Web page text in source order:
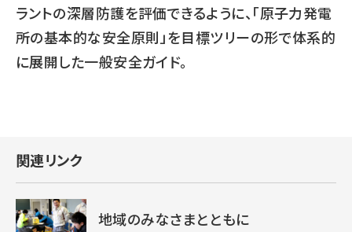
ラントの深層防護を評価できるように、「原子力発電
所の基本的な安全原則」を目標ツリーの形で体系的
に展開した一般安全ガイド。
関連リンク
地域のみなさまとともに